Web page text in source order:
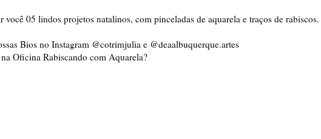
05 lindos projetos natalinos, com pinceladas de aquarela e traços de rabiscos.
Bios no Instagram @cotrimjulia e @deaalbuquerque.artes
Oficina Rabiscando com Aquarela?